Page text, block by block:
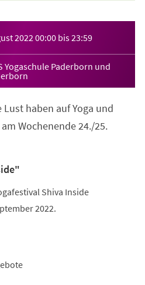
2022 00:00 bis23:59
Yogaschule Paderborn und
haben auf Yoga und
Wochenende 24./25.
Shiva Inside
2022.